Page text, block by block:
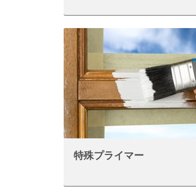
特殊プライマー